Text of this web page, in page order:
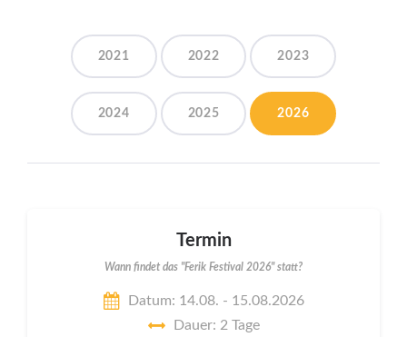
2021 2022 2023
2024 2025 2026
Termin
Wann findet das "Ferik Festival 2026" statt?
Datum: 14.08. - 15.08.2026
Dauer: 2 Tage